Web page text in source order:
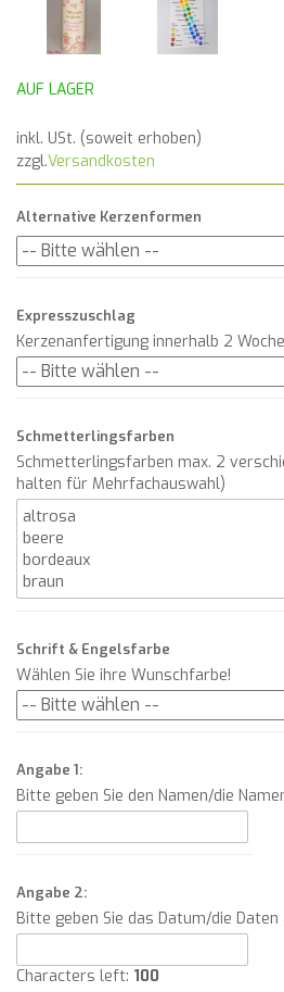
AUF LAGER
inkl. USt. (soweit erhoben)
zzgl.Versandkosten
Alternative Kerzenformen
Expresszuschlag
Kerzenanfertigung innerhalb 2
Schmetterlingsfarben
Schmetterlingsfarben max. 2
halten für Mehrfachauswahl)
Schrift & Engelsfarbe
Wählen Sie ihre Wunschfarbe!
Angabe 1:
Bitte geben Sie den Namen/die
Angabe 2:
Bitte geben Sie das Datum/die Daten
Characters left: 100